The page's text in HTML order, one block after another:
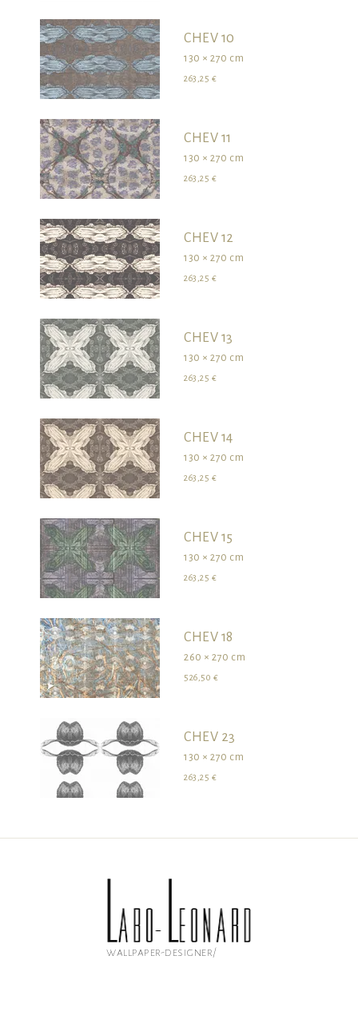
CHEV 10
130 × 270 cm
263,25 €
CHEV 11
130 × 270 cm
263,25 €
CHEV 12
130 × 270 cm
263,25 €
CHEV 13
130 × 270 cm
263,25 €
CHEV 14
130 × 270 cm
263,25 €
CHEV 15
130 × 270 cm
263,25 €
CHEV 18
260 × 270 cm
526,50 €
CHEV 23
130 × 270 cm
263,25 €
wallpaper-designer/